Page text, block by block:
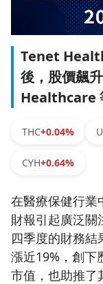
Tenet
後，股價飆
Healthcare
THC+0.04%
CYH+0.64%
在醫療保健行
財報引起廣泛關
四季度的財務
漲近19%，創下
市值，也助推了